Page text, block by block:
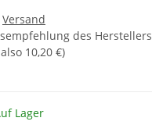
Versand
des Herstellers
10,20 €)
Lager